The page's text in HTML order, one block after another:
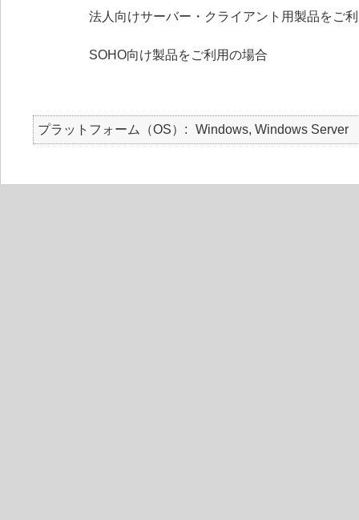
法人向けサーバー・クライアント用製品をご
SOHO向け製品をご利用の場合
プラットフォーム（OS） Windows, Windows Server